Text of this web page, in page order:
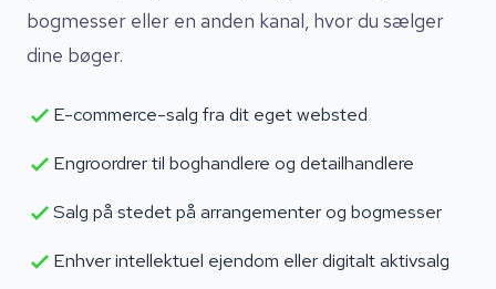
bogmesser eller en anden kanal, hvor du sælger
dine bøger.
E-commerce-salg fra dit eget websted
Engroordrer til boghandlere og detailhandlere
Salg på stedet på arrangementer og bogmesser
Enhver intellektuel ejendom eller digitalt aktivsalg